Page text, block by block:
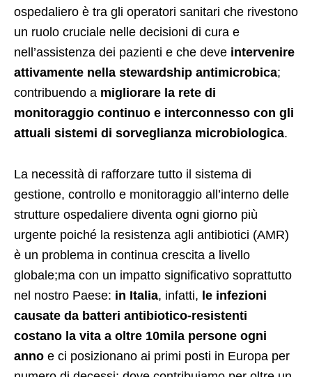
ospedaliero è tra gli operatori sanitari che rivestono
un ruolo cruciale nelle decisioni di cura e
nell’assistenza dei pazienti e che deve intervenire
attivamente nella stewardship antimicrobica;
contribuendo a migliorare la rete di
monitoraggio continuo e interconnesso con gli
attuali sistemi di sorveglianza microbiologica.
La necessità di rafforzare tutto il sistema di
gestione, controllo e monitoraggio all’interno delle
strutture ospedaliere diventa ogni giorno più
urgente poiché la resistenza agli antibiotici (AMR)
è un problema in continua crescita a livello
globale;ma con un impatto significativo soprattutto
nel nostro Paese: in Italia, infatti, le infezioni
causate da batteri antibiotico-resistenti
costano la vita a oltre 10mila persone ogni
anno e ci posizionano ai primi posti in Europa per